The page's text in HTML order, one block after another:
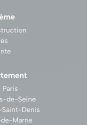
de-Seine
Denis
Marne